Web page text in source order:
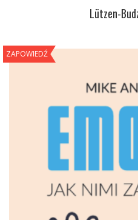
Lützen-
ZAPOWIEDŹ